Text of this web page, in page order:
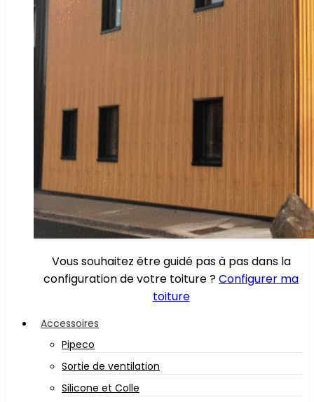
Vous souhaitez être guidé pas à pas dans la
configuration de votre toiture ?Configurer ma
toiture
Accessoires
Pipeco
Sortie de ventilation
Silicone et Colle